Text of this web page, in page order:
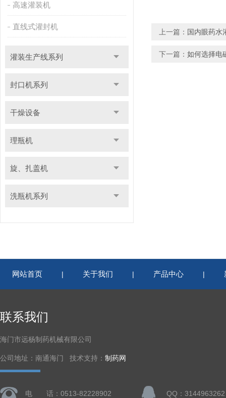
高速灌装机
直线式灌封机
灌装生产线系列
封口机系列
干燥设备
理瓶机
旋、扎盖机
洗瓶机系列
上一篇： 国内眼药水
下一篇： 如何选择电
网站首页 | 关于我们 | 产品中心 |
联系我们
海门市远杨制药机械有限公司
公司地址：南通海门 技术支持： 制药网
电 话：0513-82228902 QQ：3144963262